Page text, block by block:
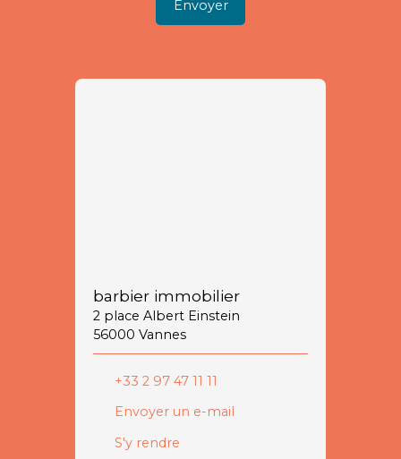
Envoyer
barbier immobilier
2 place Albert Einstein
56000 Vannes
+33 2 97 47 11 11
Envoyer un e-mail
S'y rendre